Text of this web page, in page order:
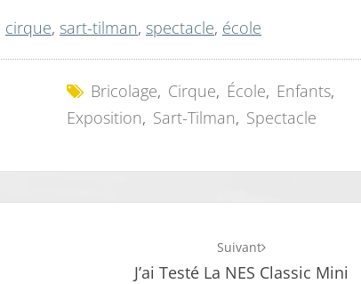
cirque, sart-tilman, spectacle, école
Bricolage, Cirque, École, Enfants,
Exposition, Sart-Tilman, Spectacle
Suivant
J’ai Testé La NES Classic Mini